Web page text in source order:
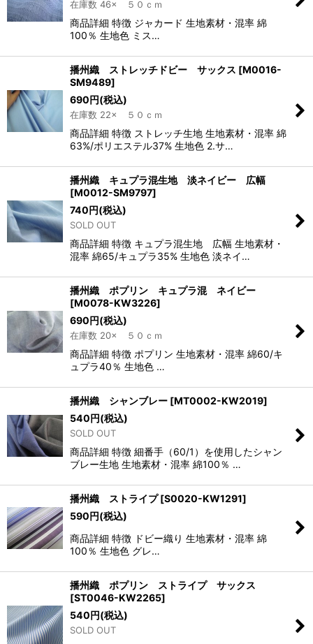
在庫数 46× ５０ｃｍ
商品詳細 特徴 ジャカード 生地素材・混率 綿
100％ 生地色 ミス…
播州織 ストレッチドビー サックス [M0016-
SM9489]
690円(税込)
在庫数 22× ５０ｃｍ
商品詳細 特徴 ストレッチ生地 生地素材・混率 綿
63%/ポリエステル37% 生地色 2.サ…
播州織 キュプラ混生地 淡ネイビー 広幅
[M0012-SM9797]
740円(税込)
SOLD OUT
商品詳細 特徴 キュプラ混生地 広幅 生地素材・
混率 綿65/キュプラ35% 生地色 淡ネイ…
播州織 ポプリン キュプラ混 ネイビー
[M0078-KW3226]
690円(税込)
在庫数 20× ５０ｃｍ
商品詳細 特徴 ポプリン 生地素材・混率 綿60/キ
ュプラ40％ 生地色 …
播州織 シャンブレー [MT0002-KW2019]
540円(税込)
SOLD OUT
商品詳細 特徴 細番手（60/1）を使用したシャン
ブレー生地 生地素材・混率 綿100％ …
播州織 ストライプ [S0020-KW1291]
590円(税込)
商品詳細 特徴 ドビー織り 生地素材・混率 綿
100％ 生地色 グレ…
播州織 ポプリン ストライプ サックス
[ST0046-KW2265]
540円(税込)
SOLD OUT